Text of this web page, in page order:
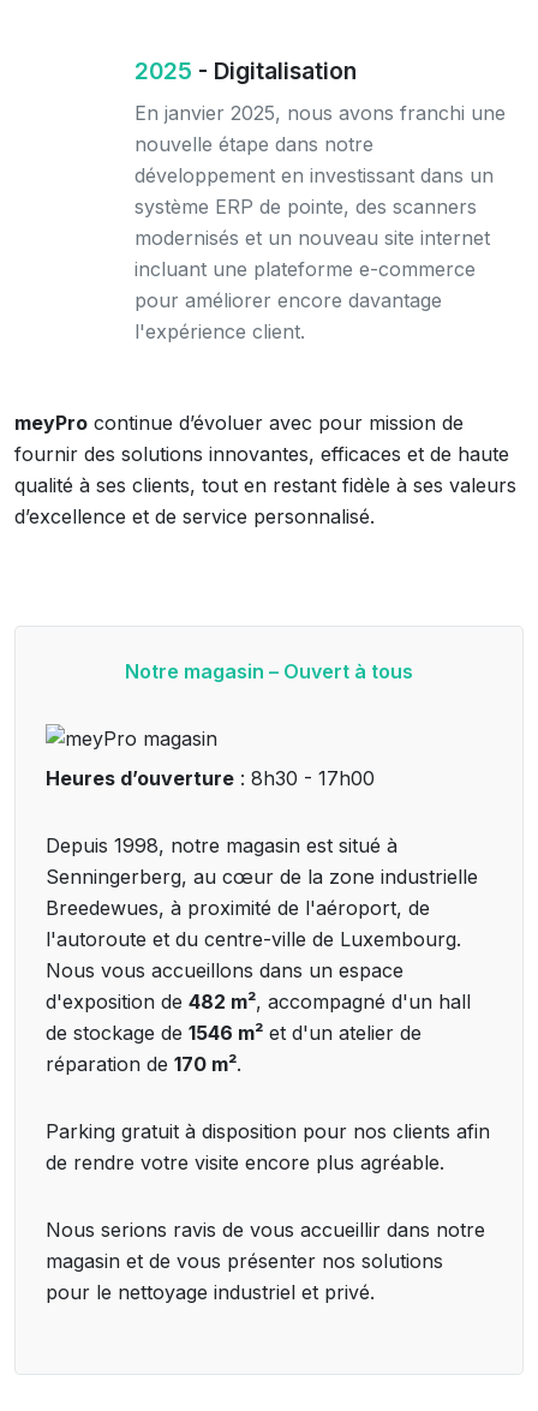
2025 - Digitalisation
En janvier 2025, nous avons franchi une
nouvelle étape dans notre
développement en investissant dans un
système ERP de pointe, des scanners
modernisés et un nouveau site internet
incluant une plateforme e-commerce
pour améliorer encore davantage
l'expérience client.
meyPro continue d’évoluer avec pour mission de
fournir des solutions innovantes, efficaces et de haute
qualité à ses clients, tout en restant fidèle à ses valeurs
d’excellence et de service personnalisé.
Notre magasin – Ouvert à tous
Heures d’ouverture : 8h30 - 17h00
Depuis 1998, notre magasin est situé à
Senningerberg, au cœur de la zone industrielle
Breedewues, à proximité de l'aéroport, de
l'autoroute et du centre-ville de Luxembourg.
Nous vous accueillons dans un espace
d'exposition de 482 m², accompagné d'un hall
de stockage de 1546 m² et d'un atelier de
réparation de 170 m².
Parking gratuit à disposition pour nos clients afin
de rendre votre visite encore plus agréable.
Nous serions ravis de vous accueillir dans notre
magasin et de vous présenter nos solutions
pour le nettoyage industriel et privé.